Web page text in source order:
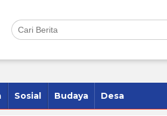
Sosial Budaya Desa